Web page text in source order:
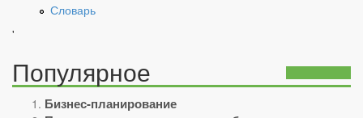
Словарь
'
Популярное
Бизнес-планирование